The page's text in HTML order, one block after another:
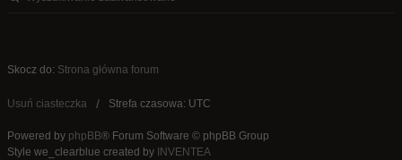
Skocz do: Strona główna forum
Usuń ciasteczka Strefa czasowa: UTC
Powered by phpBB® Forum Software © phpBB Group
Style we_clearblue created by INVENTEA